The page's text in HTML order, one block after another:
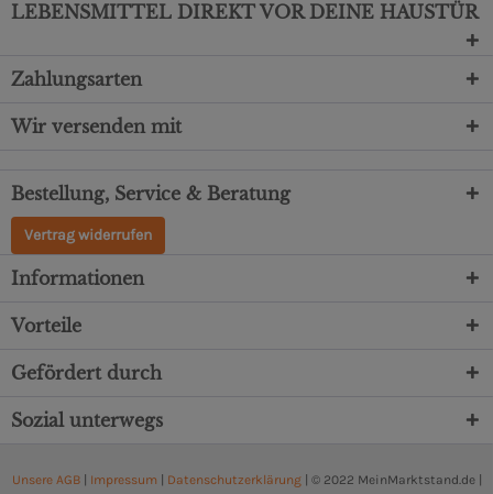
LEBENSMITTEL DIREKT VOR DEINE HAUSTÜR
Zahlungsarten
Wir versenden mit
Bestellung, Service & Beratung
Vertrag widerrufen
Informationen
Vorteile
Gefördert durch
Sozial unterwegs
Unsere AGB| Impressum Datenschutzerklärung| © 2022 MeinMarktstand.de |